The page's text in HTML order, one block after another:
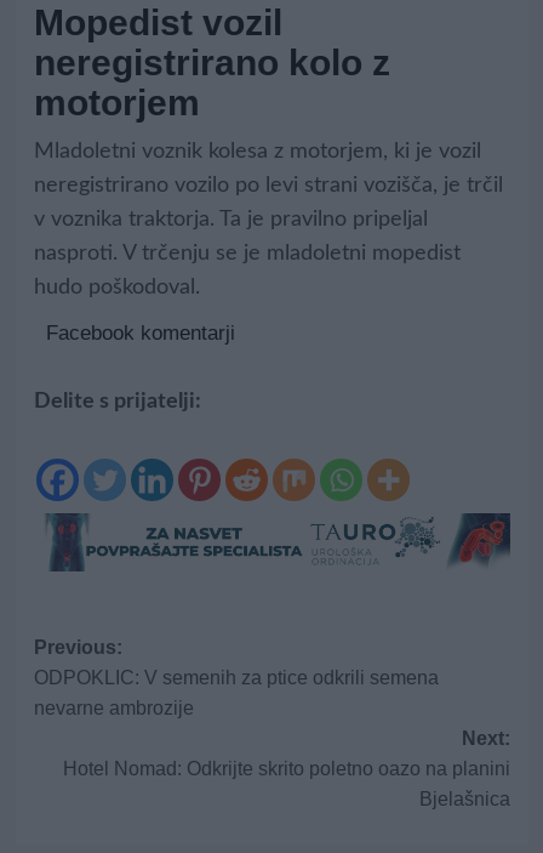
Mopedist vozil
neregistrirano kolo z
motorjem
Mladoletni voznik kolesa z motorjem, ki je vozil
neregistrirano vozilo po levi strani vozišča, je trčil
v voznika traktorja. Ta je pravilno pripeljal
nasproti. V trčenju se je mladoletni mopedist
hudo poškodoval.
Facebook komentarji
Delite s prijatelji:
Post
navigation
Previous:
ODPOKLIC: V semenih za ptice odkrili semena
nevarne ambrozije
Next:
Hotel Nomad: Odkrijte skrito poletno oazo na planini
Bjelašnica